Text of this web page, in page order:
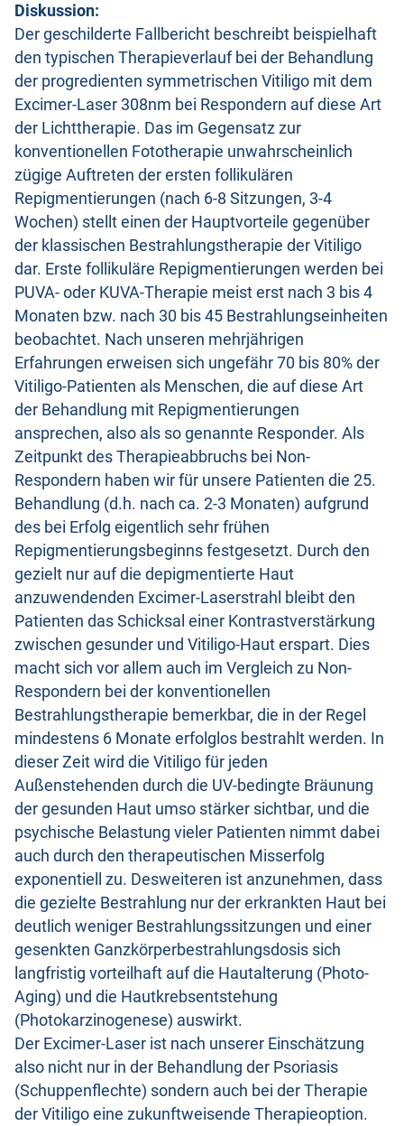
Diskussion:
Der geschilderte Fallbericht beschreibt beispielhaft
den typischen Therapieverlauf bei der Behandlung
der progredienten symmetrischen Vitiligo mit dem
Excimer-Laser 308nm bei Respondern auf diese Art
der Lichttherapie. Das im Gegensatz zur
konventionellen Fototherapie unwahrscheinlich
zügige Auftreten der ersten follikulären
Repigmentierungen (nach 6-8 Sitzungen, 3-4
Wochen) stellt einen der Hauptvorteile gegenüber
der klassischen Bestrahlungstherapie der Vitiligo
dar. Erste follikuläre Repigmentierungen werden bei
PUVA- oder KUVA-Therapie meist erst nach 3 bis 4
Monaten bzw. nach 30 bis 45 Bestrahlungseinheiten
beobachtet. Nach unseren mehrjährigen
Erfahrungen erweisen sich ungefähr 70 bis 80% der
Vitiligo-Patienten als Menschen, die auf diese Art
der Behandlung mit Repigmentierungen
ansprechen, also als so genannte Responder. Als
Zeitpunkt des Therapieabbruchs bei Non-
Respondern haben wir für unsere Patienten die 25.
Behandlung (d.h. nach ca. 2-3 Monaten) aufgrund
des bei Erfolg eigentlich sehr frühen
Repigmentierungsbeginns festgesetzt. Durch den
gezielt nur auf die depigmentierte Haut
anzuwendenden Excimer-Laserstrahl bleibt den
Patienten das Schicksal einer Kontrastverstärkung
zwischen gesunder und Vitiligo-Haut erspart. Dies
macht sich vor allem auch im Vergleich zu Non-
Respondern bei der konventionellen
Bestrahlungstherapie bemerkbar, die in der Regel
mindestens 6 Monate erfolglos bestrahlt werden. In
dieser Zeit wird die Vitiligo für jeden
Außenstehenden durch die UV-bedingte Bräunung
der gesunden Haut umso stärker sichtbar, und die
psychische Belastung vieler Patienten nimmt dabei
auch durch den therapeutischen Misserfolg
exponentiell zu. Desweiteren ist anzunehmen, dass
die gezielte Bestrahlung nur der erkrankten Haut bei
deutlich weniger Bestrahlungssitzungen und einer
gesenkten Ganzkörperbestrahlungsdosis sich
langfristig vorteilhaft auf die Hautalterung (Photo-
Aging) und die Hautkrebsentstehung
(Photokarzinogenese) auswirkt.
Der Excimer-Laser ist nach unserer Einschätzung
also nicht nur in der Behandlung der Psoriasis
(Schuppenflechte) sondern auch bei der Therapie
der Vitiligo eine zukunftweisende Therapieoption.